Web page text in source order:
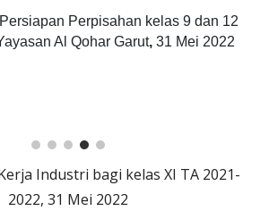
Perpisahan kelas 9 dan 12
Al Qohar Garut, 31 Mei 2022
Industri bagi kelas XI TA 2021-
2022, 31 Mei 2022